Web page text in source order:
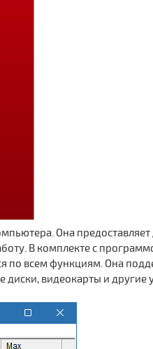
Она предоставляет
В комплекте с
по всем функциям. Она
видеокарты и другие